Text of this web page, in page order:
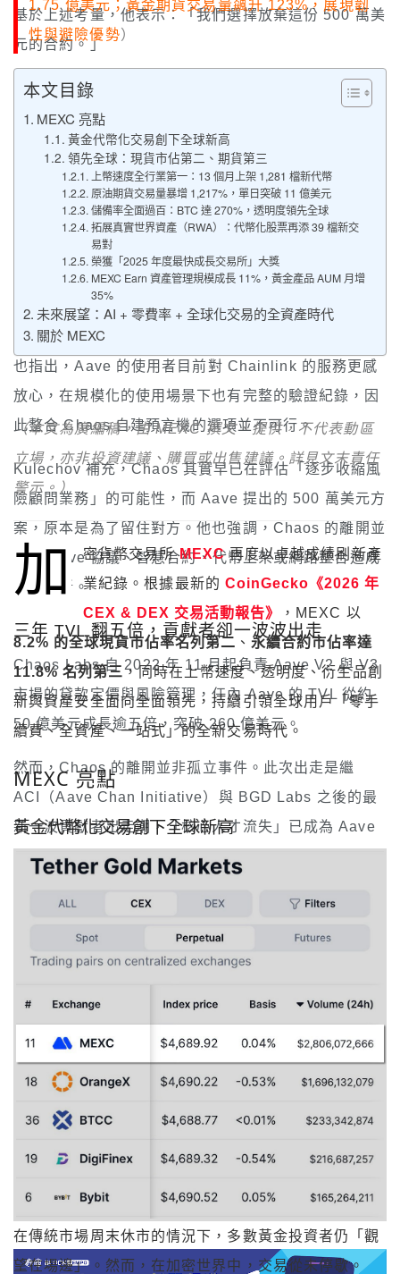
基於上述考量，他表示：「我們選擇放棄這份 500 萬美
元的合約。」
Kulechov 說法大相逕庭：Chaos 想壟斷、還
要換掉 Chainlink
Aave Labs 執行長 Stani Kulechov 的版本卻截然不
同。他表示，Chaos 提出的條件是要成為 Aave 的
風險管理人，並以自家開發的價格預言機取代
Chainlink，同時要求 Aave 將另一個風險合作夥伴
LlamaRisk 掃地出門。
Kulechov 表示，這意味著 Aave 必須放棄現行的「雙
層經濟風險模型」——這是 Aave 不願接受的條件。他
也指出，Aave 的使用者目前對 Chainlink 的服務更感
放心，在規模化的使用場景下也有完整的驗證紀錄，因
此整合 Chaos 自建預言機的選項並不可行。
Kulechov 補充，Chaos 其實早已在評估「逐步收縮風
險顧問業務」的可能性，而 Aave 提出的 500 萬美元方
案，原本是為了留住對方。他也強調，Chaos 的離開並
未對 Aave 協議、智慧合約、代幣上架或網路整合造成
任何中斷。
三年 TVL 翻五倍，貢獻者卻一波波出走
Chaos Labs 自 2022 年 11 月起負責 Aave V2 與 V3
市場的貸款定價與風險管理，任內 Aave 的 TVL 從約
50 億美元成長逾五倍，突破 260 億美元。
然而，Chaos 的離開並非孤立事件。此次出走是繼
ACI（Aave Chan Initiative）與 BGD Labs 之後的最
新一波貢獻者出走潮，「核心人才流失」已成為 Aave
社群近期的熱議話題。
風險管理議題本就是 Aave 社群近來的敏感神經：3 月
萬美元；隔週，Aave 宣布將推出「Aave Shield」保
合作，確保風險管理平穩銜接，並維持雙層風控架構不
變。
儘管內部紛擾不斷，Aave 於今年 2 月底達成 DeFi 史
上首個累計借貸量突破 1 兆美元的里程碑——這份紀
錄，Chaos Labs 也是幕後推手之一。
1.75 億美元；黃金期貨交易量飆升 123%，展現韌
性與避險優勢）
本文目錄
MEXC 亮點
黃金代幣化交易創下全球新高
領先全球：現貨市佔第二、期貨第三
上幣速度全行業第一：13 個月上架 1,281 檔新代幣
原油期貨交易量暴增 1,217%，單日突破 11 億美元
儲備率全面過百：BTC 達 270%，透明度領先全球
拓展真實世界資產（RWA）：代幣化股票再添 39 檔新交
易對
榮獲「2025 年度最快成長交易所」大獎
MEXC Earn 資產管理規模成長 11%，黃金產品 AUM 月增
35%
未來展望：AI + 零費率 + 全球化交易的全資產時代
關於 MEXC
（本文為廣編稿，由 MEXC 撰文、提供，不代表動區
立場，亦非投資建議、購買或出售建議。詳見文末責任
警示。）
加 密貨幣交易所MEXC再度以卓越成績刷新產
業紀錄。根據最新的 CoinGecko《2026 年
CEX & DEX 交易活動報告》
，MEXC 以
8.2% 的全球現貨市佔率名列第二 、 永續合約市佔率達
11.8% 名列第三，同時在上幣速度、透明度、衍生品創
新與資產安全面向全面領先，持續引領全球用戶「零手
續費、全資產、一站式」的全新交易時代。
MEXC 亮點
黃金代幣化交易創下全球新高
在傳統市場周末休市的情況下，多數黃金投資者仍「觀
望在場邊」。然而，在加密世界中，交易從未停歇。